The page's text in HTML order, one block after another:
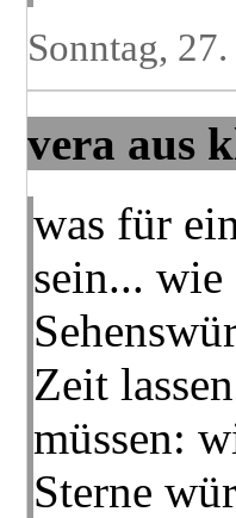
Sonntag,
vera aus
was für
sein... wie
Zeit
müssen:
Sterne